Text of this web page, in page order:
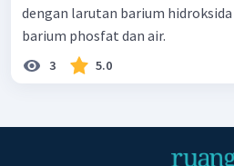
dengan larutan barium
barium phosfat dan air.
3 5.0